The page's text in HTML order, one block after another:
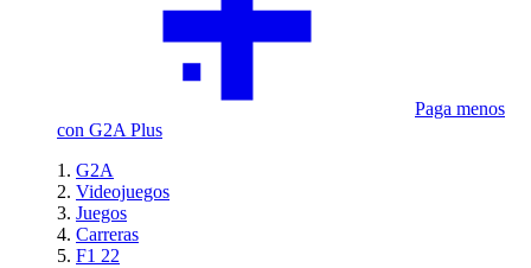
Paga menos
con G2A Plus
G2A
Videojuegos
Juegos
Carreras
F1 22